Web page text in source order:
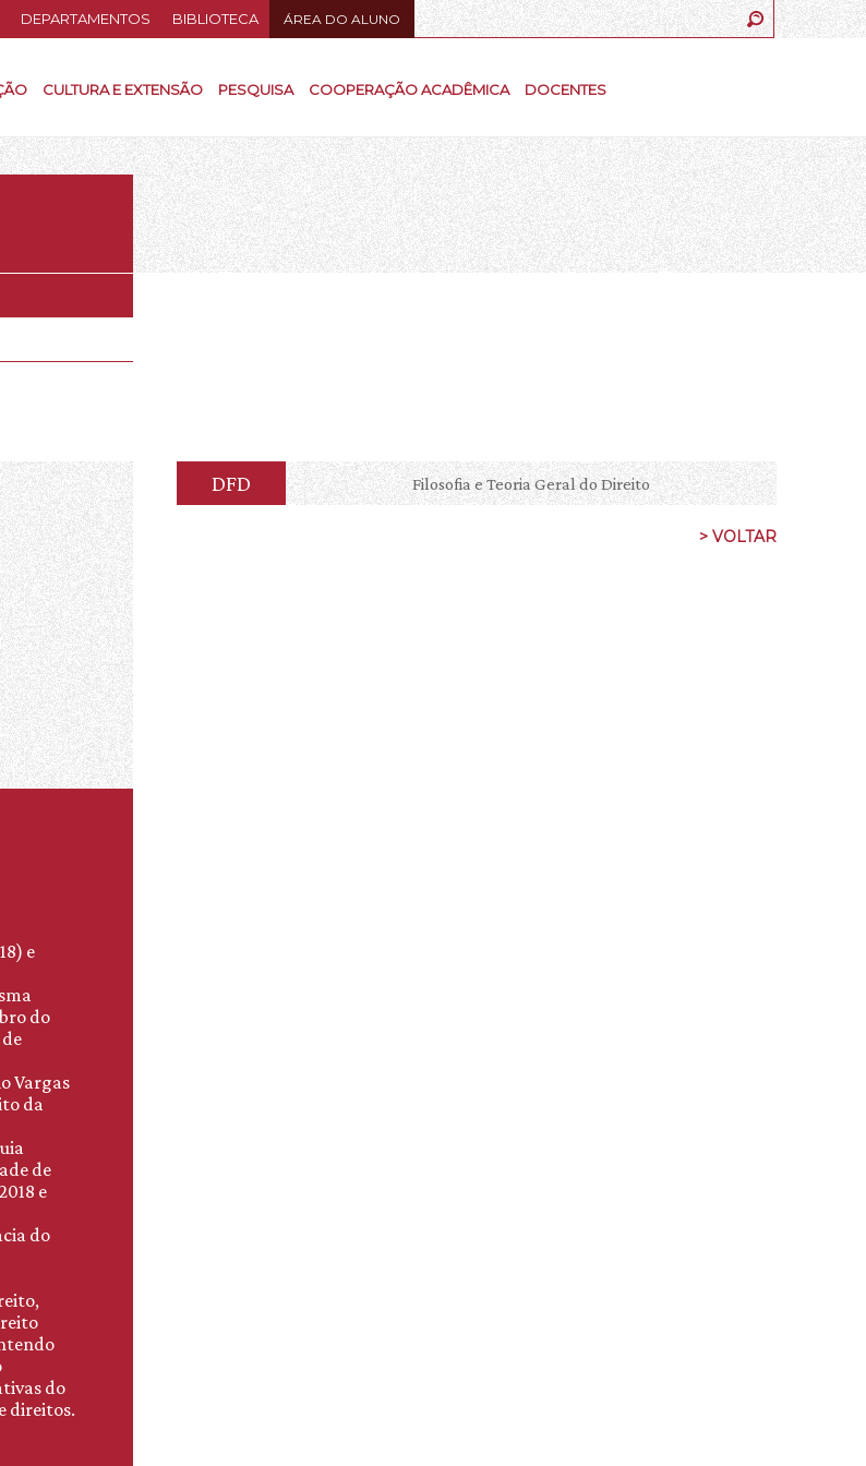
DEPARTAMENTOS BIBLIOTECA ÁREA DO ALUNO
CULTURA E EXTENSÃO PESQUISA COOPERAÇÃO ACADÊMICA DOCENTES
e
do
Vargas
da
de
e
do
do
direitos.
DFD Filosofia e Teoria Geral do Direito
> VOLTAR